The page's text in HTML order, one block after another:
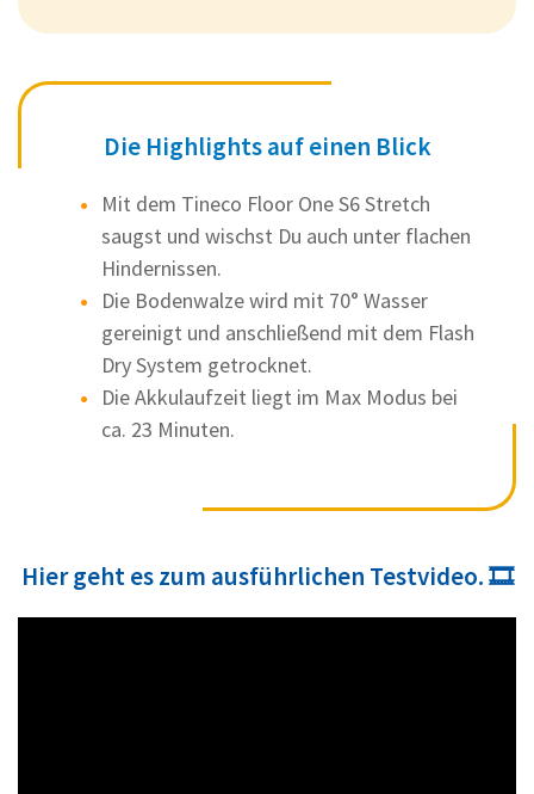
Die Highlights auf einen Blick
Mit dem Tineco Floor One S6 Stretch
saugst und wischst Du auch unter flachen
Hindernissen.
Die Bodenwalze wird mit 70° Wasser
gereinigt und anschließend mit dem Flash
Dry System getrocknet.
Die Akkulaufzeit liegt im Max Modus bei
ca. 23 Minuten.
Hier geht es zum ausführlichen Testvideo. 🎞️